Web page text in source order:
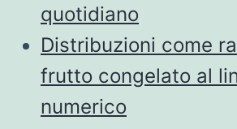
quotidiano
Distribuzioni come
frutto congelato al
numerico